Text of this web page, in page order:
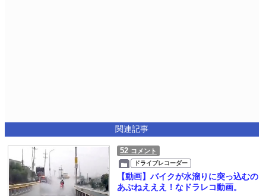
関連記事
52 コメント
ドライブレコーダー
【動画】バイクが水溜りに突っ込むの
あぶねえええ！なドラレコ動画。